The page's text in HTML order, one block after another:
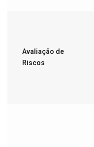
Avaliação de
Riscos